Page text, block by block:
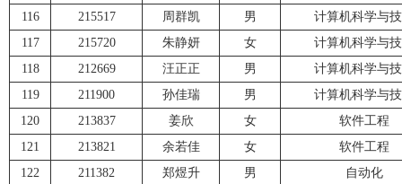
116
215517 周群凯 男
计算机科学与
117
215720 朱静妍 女
计算机科学与
118
212669 汪正正 男
计算机科学与
119
211900 孙佳瑞 男
计算机科学与
120
213837 姜欣 女
软件工程
121
213821 余若佳 女
软件工程
122
211382 郑煜升 男
自动化